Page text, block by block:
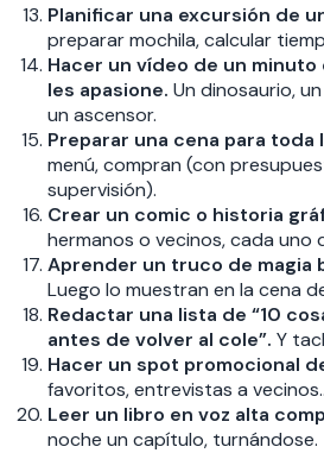
Planificar una excursión de
preparar mochila, calcular
Hacer un vídeo de un
les apasione. Un dinosaurio,
un ascensor.
Preparar una cena para toda
menú, compran (con
supervisión).
Crear un comic o historia
hermanos o vecinos, cada uno
Aprender un truco de magia
Luego lo muestran en la cena
Redactar una lista de “10
antes de volver al cole”. Y
Hacer un spot promocional
favoritos, entrevistas a
Leer un libro en voz alta
noche un capítulo, turnándose.